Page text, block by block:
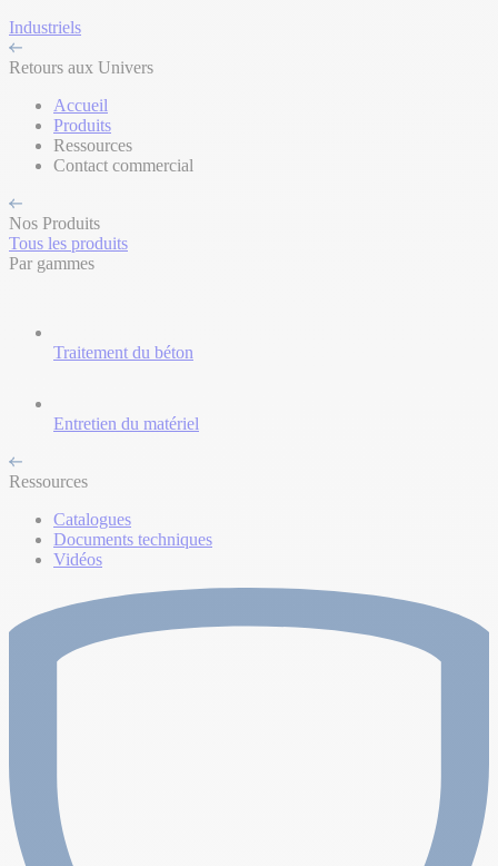
Industriels
Retours aux Univers
Accueil
Produits
Ressources
Contact commercial
Nos Produits
Tous les produits
Par gammes
Traitement du béton
Entretien du matériel
Ressources
Catalogues
Documents techniques
Vidéos